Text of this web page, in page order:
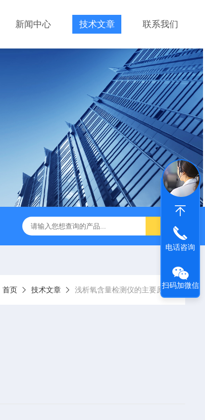
新闻中心 技术文章 联系我们
首页 技术文章 浅析氧含量检测仪的主要原理
电话咨询
扫码加微信